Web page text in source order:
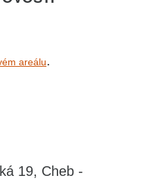
areálu.
19, Cheb -